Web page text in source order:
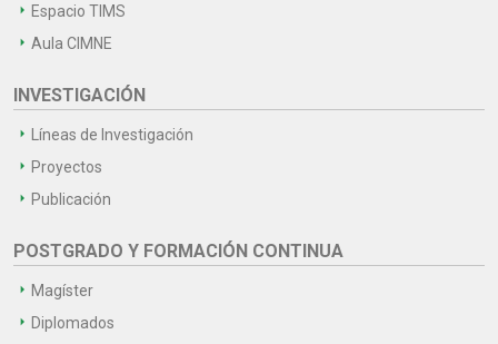
Espacio TIMS
Aula CIMNE
INVESTIGACIÓN
Líneas de Investigación
Proyectos
Publicación
POSTGRADO Y FORMACIÓN CONTINUA
Magíster
Diplomados